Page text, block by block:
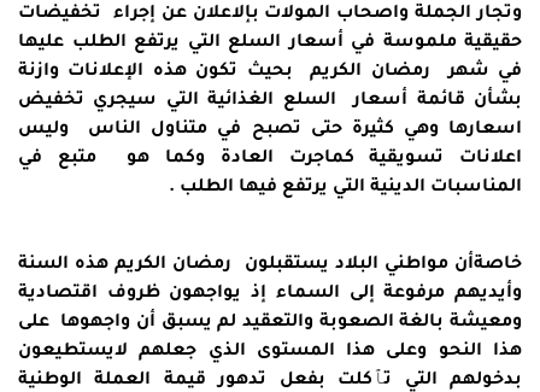
وتجار الجملة واصحاب المولات بإلاعلان عن إجراء تخفيضات
حقيقية ملموسة في أسعار السلع التي يرتفع الطلب عليها
في شهر رمضان الكريم بحيث تكون هذه الإعلانات وازنة
بشأن قائمة أسعار السلع الغذائية التي سيجري تخفيض
اسعارها وهي كثيرة حتى تصبح في متناول الناس وليس
اعلانات تسويقية كماجرت العادة وكما هو متبع في
المناسبات الدينية التي يرتفع فيها الطلب .
خاصةأن مواطني البلاد يستقبلون رمضان الكريم هذه السنة
وأيديهم مرفوعة إلى السماء إذ يواجهون ظروف اقتصادية
ومعيشة بالغة الصعوبة والتعقيد لم يسبق أن واجهوها على
هذا النحو وعلى هذا المستوى الذي جعلهم لايستطيعون
بدخولهم التي تٱكلت بفعل تدهور قيمة العملة الوطنية